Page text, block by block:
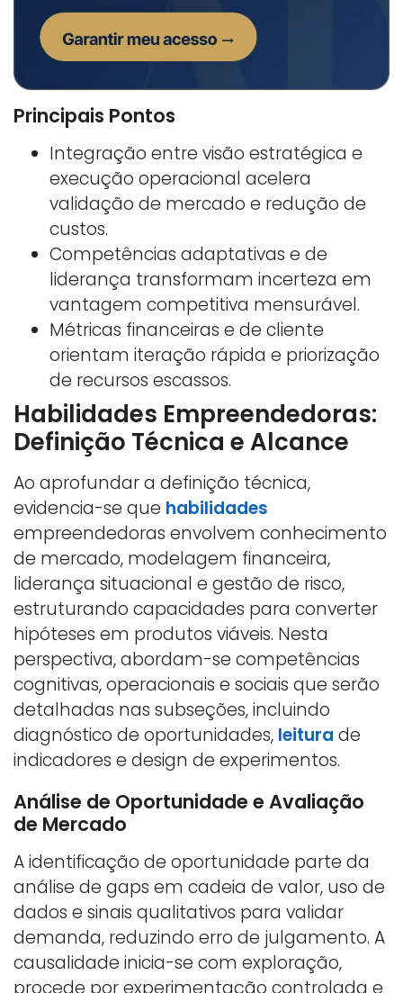
Principais Pontos
Integração entre visão estratégica e
execução operacional acelera
validação de mercado e redução de
custos.
Competências adaptativas e de
liderança transformam incerteza em
vantagem competitiva mensurável.
Métricas financeiras e de cliente
orientam iteração rápida e priorização
de recursos escassos.
Habilidades Empreendedoras:
Definição Técnica e Alcance
Ao aprofundar a definição técnica,
evidencia-se que habilidades
empreendedoras envolvem conhecimento
de mercado, modelagem financeira,
liderança situacional e gestão de risco,
estruturando capacidades para converter
hipóteses em produtos viáveis. Nesta
perspectiva, abordam-se competências
cognitivas, operacionais e sociais que serão
detalhadas nas subseções, incluindo
diagnóstico de oportunidades, leitura de
indicadores e design de experimentos.
Análise de Oportunidade e Avaliação
de Mercado
A identificação de oportunidade parte da
análise de gaps em cadeia de valor, uso de
dados e sinais qualitativos para validar
demanda, reduzindo erro de julgamento. A
causalidade inicia-se com exploração,